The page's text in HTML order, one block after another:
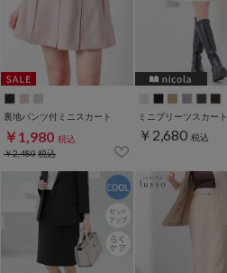
裏地パンツ付ミニスカート
￥1,980 税込
￥2,480税込
ミニプリーツスカート
￥2,680 税込